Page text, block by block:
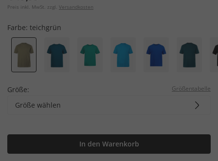
Preis inkl. MwSt. zzgl. Versandkosten
Farbe: teichgrün
Größe: Größentabelle
Größe wählen
In den Warenkorb